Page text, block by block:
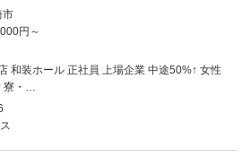
市
円～
和装ホール 正社員 上場企業 中途50%↑ 女性
寮・…